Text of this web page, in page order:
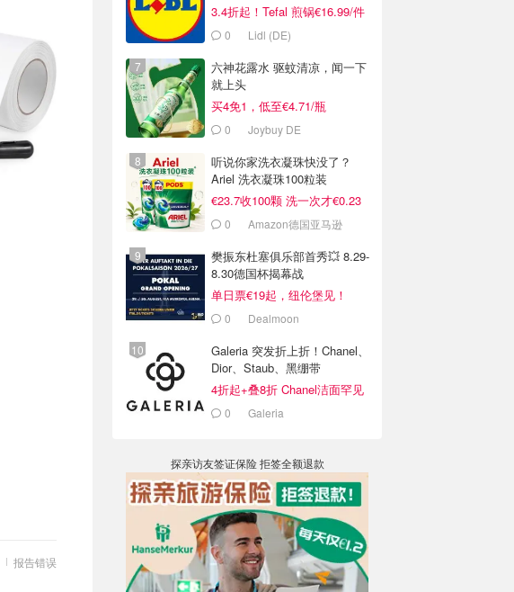
报告错误
3.4折起！Tefal 煎锅€16.99/件
0 Lidl (DE)
六神花露水 驱蚊清凉，闻一下
就上头
买4免1，低至€4.71/瓶
0 Joybuy DE
听说你家洗衣凝珠快没了？
Ariel 洗衣凝珠100粒装
€23.7收100颗 洗一次才€0.23
0 Amazon德国亚马逊
樊振东杜塞俱乐部首秀💥 8.29-
8.30德国杯揭幕战
单日票€19起，纽伦堡见！
0 Dealmoon
Galeria 突发折上折！Chanel、
Dior、Staub、黑绷带
4折起+叠8折 Chanel洁面罕见
€430 Galeria
探亲访友签证保险 拒签全额退款